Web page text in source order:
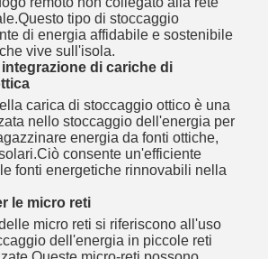
tipo di stoccaggio
di energia affidabile e sostenibile
vive sull'isola.
di cariche di
carica di stoccaggio ottico è una
nello stoccaggio dell'energia per
energia da fonti ottiche,
consente un'efficiente
fonti energetiche rinnovabili nella
le micro reti
micro reti si riferiscono all'uso
dell'energia in piccole reti